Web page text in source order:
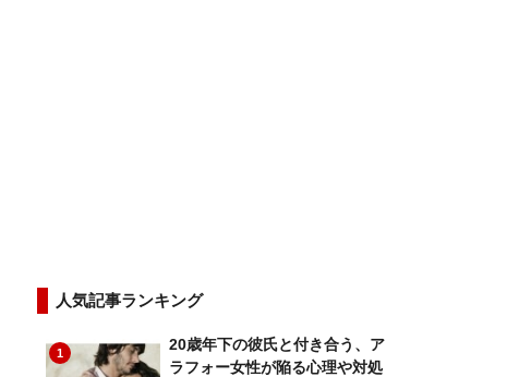
人気記事ランキング
1
20歳年下の彼氏と付き合う、ア
ラフォー女性が陥る心理や対処